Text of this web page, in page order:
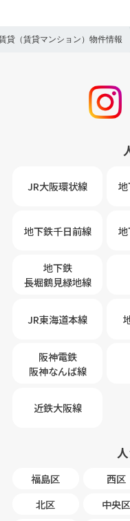
貸（賃貸マンション）物件情報
JR大阪環状線
地下鉄千日前線
地下鉄
長堀鶴見緑地線
JR東海道本線
阪神電鉄
阪神なんば線
近鉄大阪線
福島区 西区
北区
中央区